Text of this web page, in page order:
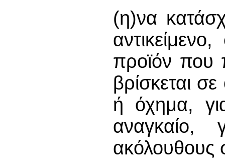
(η)να
προϊόν που
βρίσκεται
ή όχημα,
αναγκαίο,
ακόλουθους